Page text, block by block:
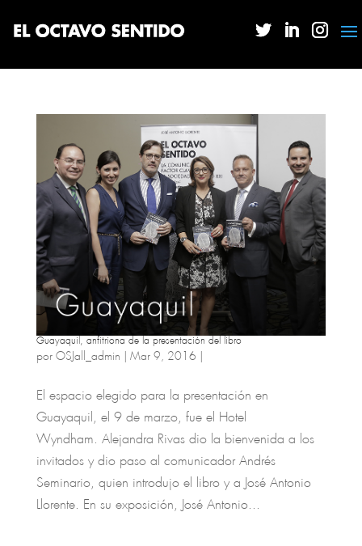
Guayaquil, anfitriona de la presentación del libro
por OSJall_admin | Mar 9, 2016 |
El espacio elegido para la presentación en
Guayaquil, el 9 de marzo, fue el Hotel
Wyndham. Alejandra Rivas dio la bienvenida a los
invitados y dio paso al comunicador Andrés
Seminario, quien introdujo el libro y a José Antonio
Llorente. En su exposición, José Antonio...